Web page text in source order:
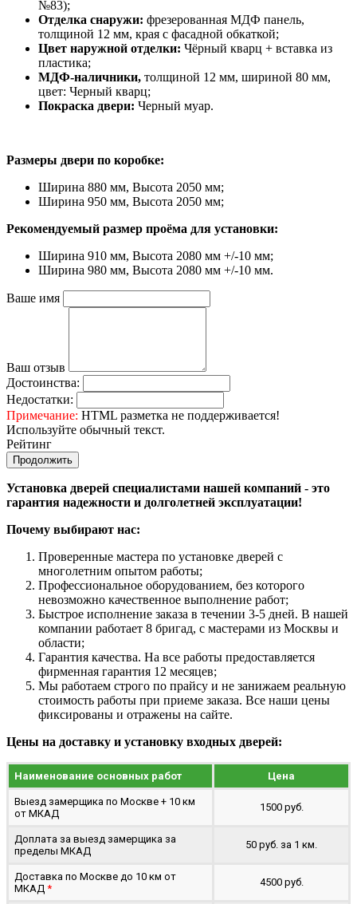
№83);
Отделка снаружи: фрезерованная МДФ панель,
толщиной 12 мм, края с фасадной обкаткой;
Цвет наружной отделки: Чёрный кварц + вставка из
пластика;
МДФ-наличники, толщиной 12 мм, шириной 80 мм,
цвет: Черный кварц;
Покраска двери: Черный муар.
Размеры двери по коробке:
Ширина 880 мм, Высота 2050 мм;
Ширина 950 мм, Высота 2050 мм;
Рекомендуемый размер проёма для установки:
Ширина 910 мм, Высота 2080 мм +/-10 мм;
Ширина 980 мм, Высота 2080 мм +/-10 мм.
Ваше имя
Ваш отзыв
Достоинства:
Недостатки:
Примечание: HTML разметка не поддерживается!
Используйте обычный текст.
Рейтинг
Продолжить
Установка дверей специалистами нашей компаний - это
гарантия надежности и долголетней эксплуатации!
Почему выбирают нас:
Проверенные мастера по установке дверей с
многолетним опытом работы;
Профессиональное оборудованием, без которого
невозможно качественное выполнение работ;
Быстрое исполнение заказа в течении 3-5 дней. В нашей
компании работает 8 бригад, с мастерами из Москвы и
области;
Гарантия качества. На все работы предоставляется
фирменная гарантия 12 месяцев;
Мы работаем строго по прайсу и не занижаем реальную
стоимость работы при приеме заказа. Все наши цены
фиксированы и отражены на сайте.
Цены на доставку и установку входных дверей:
Наименование основных работ Цена
Выезд замерщика по Москве + 10 км
от МКАД
1500 руб.
Доплата за выезд замерщика за
пределы МКАД
50 руб. за 1 км.
Доставка по Москве до 10 км от
МКАД *
4500 руб.